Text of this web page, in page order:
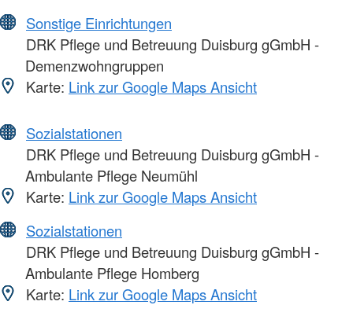
Sonstige Einrichtungen
DRK Pflege und Betreuung Duisburg gGmbH -
Demenzwohngruppen
Karte: Link zur Google Maps Ansicht
Sozialstationen
DRK Pflege und Betreuung Duisburg gGmbH -
Ambulante Pflege Neumühl
Karte: Link zur Google Maps Ansicht
Sozialstationen
DRK Pflege und Betreuung Duisburg gGmbH -
Ambulante Pflege Homberg
Karte: Link zur Google Maps Ansicht